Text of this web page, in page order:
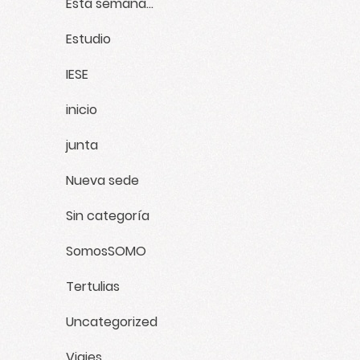
Estudio
IESE
inicio
junta
Nueva sede
Sin categoría
SomosSOMO
Tertulias
Uncategorized